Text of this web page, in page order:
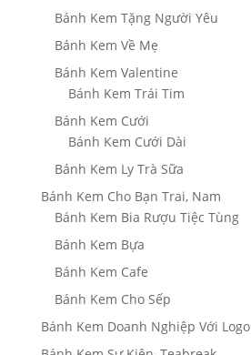
Bánh Kem Tặng Người Yêu
Bánh Kem Về Mẹ
Bánh Kem Valentine
Bánh Kem Trái Tim
Bánh Kem Cưới
Bánh Kem Cưới Dài
Bánh Kem Ly Trà Sữa
Bánh Kem Cho Bạn Trai, Nam
Bánh Kem Bia Rượu Tiệc Tùng
Bánh Kem Bựa
Bánh Kem Cafe
Bánh Kem Cho Sếp
Bánh Kem Doanh Nghiệp Với Logo